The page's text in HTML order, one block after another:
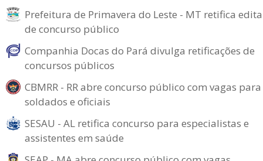
Prefeitura de Primavera do Leste - MT retifica
de concurso público
Companhia Docas do Pará divulga retificações de
concursos públicos
CBMRR - RR abre concurso público com vagas para
soldados e oficiais
SESAU - AL retifica concurso para especialistas e
assistentes em saúde